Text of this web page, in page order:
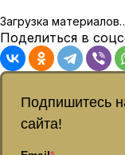
Загрузка
Поделиться в
Подпишитесь
сайта!